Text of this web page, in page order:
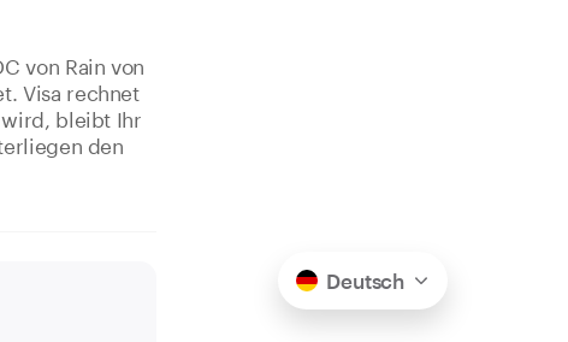
von Rain von
Visa rechnet
wird, bleibt Ihr
den
Deutsch